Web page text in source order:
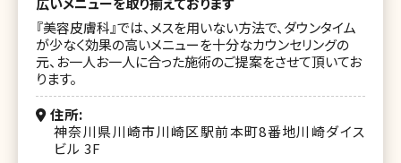
『美容皮膚科』では、メスを用いない方法で、ダウンタイム
が少なく効果の高いメニューを十分なカウンセリングの
元、お一人お一人に合った施術のご提案をさせて頂いてお
ります。
住所
神奈川県川崎市川崎区駅前本町8番地川崎ダイス
ビル 3F